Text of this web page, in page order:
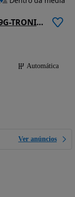
Mercedes-Benz GLE 350 de 4Matic 9G-TRONIC AMG Line
Automática
Ver anúncios